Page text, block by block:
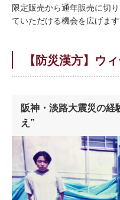
限定販売から通年販売に切
ていただける機会を広げます
【防災漢方】ウ
阪神・淡路大震災の経
え”